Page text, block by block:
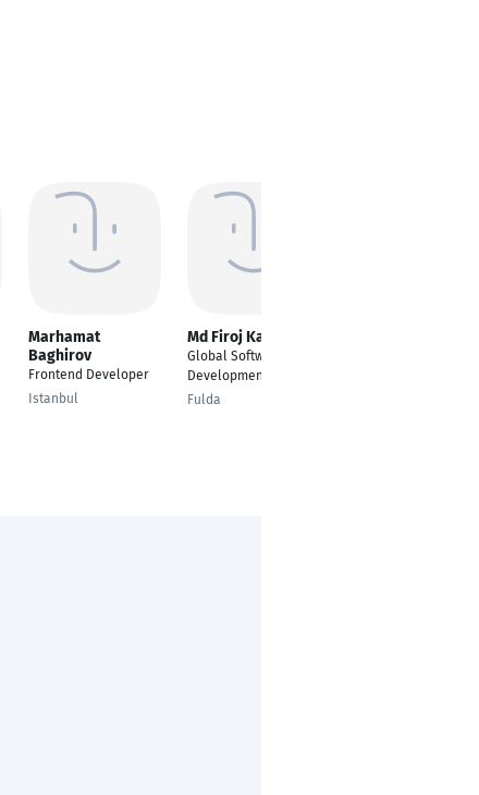
Marhamat
Baghirov
Frontend Developer
Istanbul
Md Firoj Kabir
Global Software
Development
Fulda